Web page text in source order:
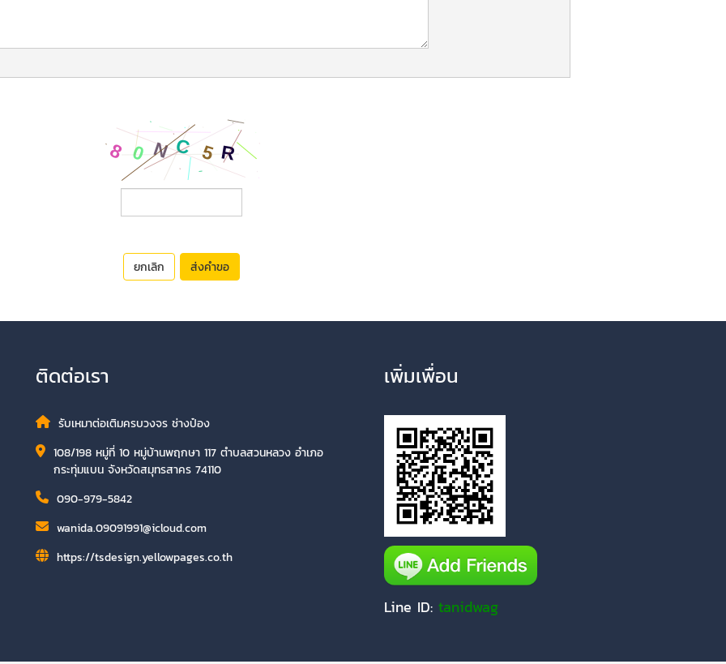
ยกเลิก ส่งคำขอ
ติดต่อเรา
รับเหมาต่อเติมครบวงจร ช่างป๋อง
108/198 หมู่ที่ 10 หมู่บ้านพฤกษา 117 ตำบลสวนหลวง อำเภอ
กระทุ่มแบน จังหวัดสมุทรสาคร 74110
090-979-5842
wanida.09091991@icloud.com
https://tsdesign.yellowpages.co.th
เพิ่มเพื่อน
Line ID: tanidwag